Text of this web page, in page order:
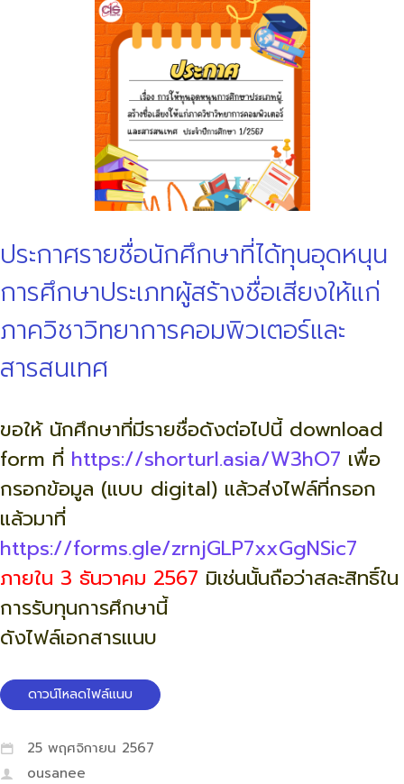
ประกาศรายชื่อนักศึกษาที่ได้ทุนอุดหนุน
การศึกษาประเภทผู้สร้างชื่อเสียงให้แก่
ภาควิชาวิทยาการคอมพิวเตอร์และ
สารสนเทศ
ขอให้ นักศึกษาที่มีรายชื่อดังต่อไปนี้ download
form ที่ https://shorturl.asia/W3hO7 เพื่อ
กรอกข้อมูล (แบบ digital) แล้วส่งไฟล์ที่กรอก
แล้วมาที่
https://forms.gle/zrnjGLP7xxGgNSic7
ภายใน 3 ธันวาคม 2567 มิเช่นนั้นถือว่าสละสิทธิ์ใน
การรับทุนการศึกษานี้
ดังไฟล์เอกสารแนบ
ดาวน์โหลดไฟล์แนบ
25 พฤศจิกายน 2567
ousanee